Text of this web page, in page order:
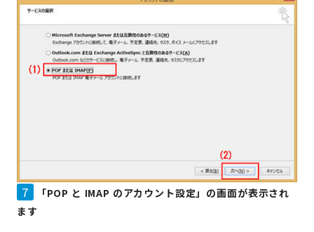
7
「POP と IMAP のアカウント設定」の画面が表示され
ます